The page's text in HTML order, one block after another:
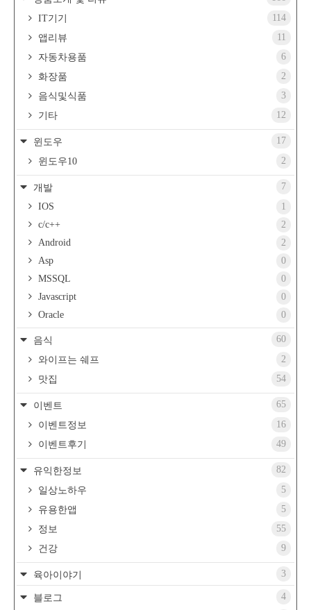
IT기기
114
앱리뷰
11
자동차용품
6
화장품
2
음식및식품
3
기타
12
윈도우
17
윈도우10
2
개발
7
IOS
1
c/c++
2
Android
2
Asp
0
MSSQL
0
Javascript
0
Oracle
0
음식
60
와이프는 쉐프
2
맛집
54
이벤트
65
이벤트정보
16
이벤트후기
49
유익한정보
82
일상노하우
5
유용한앱
5
정보
55
건강
9
육아이야기 3
블로그
4